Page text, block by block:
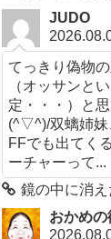
JUDO
てっきり偽物
（オッサンと
定・・・）と
(^▽^)/双螭姉妹
FFでも出てく
ーチャーって...
鏡の中に消
おかめの